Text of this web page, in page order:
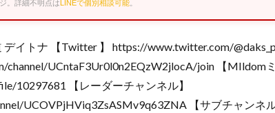
。詳細不明点はLINEで個別相談可能
イトナ 【Twitter 】 https://www.twitter.com/
channel/UCntaF3Ur0l0n2EQzW2jlocA/join 【MIldomミ
10297681 【レーダーチャンネル】
UCOVPjHViq3ZsASMv9q63ZNA 【サブチャンネル